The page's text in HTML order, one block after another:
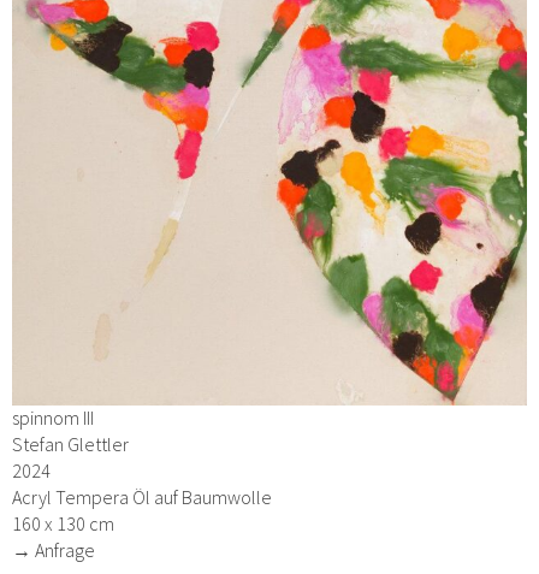
spinnom III
Stefan Glettler
2024
Acryl Tempera Öl auf Baumwolle
160 x 130 cm
→ Anfrage